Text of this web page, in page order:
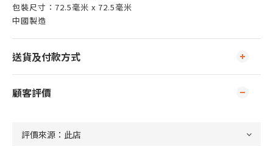
包裝尺寸：72.5毫米 x 72.5毫米
中國製造
送貨及付款方式
顧客評價